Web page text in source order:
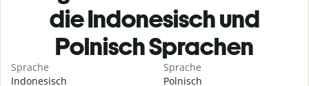
die Indonesisch und
Polnisch Sprachen
Sprache
Indonesisch
Sprache
Polnisch